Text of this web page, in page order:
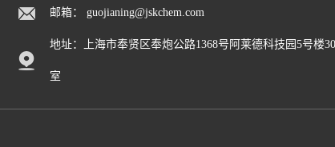
邮箱： guojianing@jskchem.com
地址：上海市奉贤区奉炮公路1368号阿莱德科技园5号楼
室